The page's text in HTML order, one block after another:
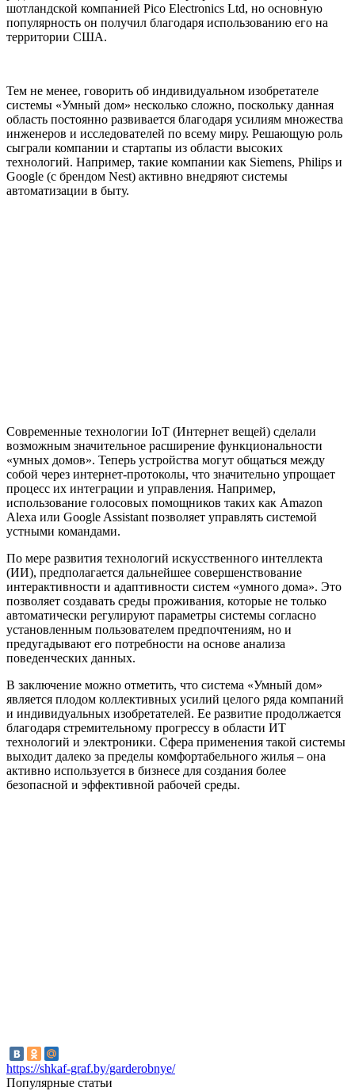
шотландской компанией Pico Electronics Ltd, но основную
популярность он получил благодаря использованию его на
территории США.
Тем не менее, говорить об индивидуальном изобретателе
системы «Умный дом» несколько сложно, поскольку данная
область постоянно развивается благодаря усилиям множества
инженеров и исследователей по всему миру. Решающую роль
сыграли компании и стартапы из области высоких
технологий. Например, такие компании как Siemens, Philips и
Google (с брендом Nest) активно внедряют системы
автоматизации в быту.
Современные технологии IoT (Интернет вещей) сделали
возможным значительное расширение функциональности
«умных домов». Теперь устройства могут общаться между
собой через интернет-протоколы, что значительно упрощает
процесс их интеграции и управления. Например,
использование голосовых помощников таких как Amazon
Alexa или Google Assistant позволяет управлять системой
устными командами.
По мере развития технологий искусственного интеллекта
(ИИ), предполагается дальнейшее совершенствование
интерактивности и адаптивности систем «умного дома». Это
позволяет создавать среды проживания, которые не только
автоматически регулируют параметры системы согласно
установленным пользователем предпочтениям, но и
предугадывают его потребности на основе анализа
поведенческих данных.
В заключение можно отметить, что система «Умный дом»
является плодом коллективных усилий целого ряда компаний
и индивидуальных изобретателей. Ее развитие продолжается
благодаря стремительному прогрессу в области ИТ
технологий и электроники. Сфера применения такой системы
выходит далеко за пределы комфортабельного жилья – она
активно используется в бизнесе для создания более
безопасной и эффективной рабочей среды.
https://shkaf-graf.by/garderobnye/
Популярные статьи